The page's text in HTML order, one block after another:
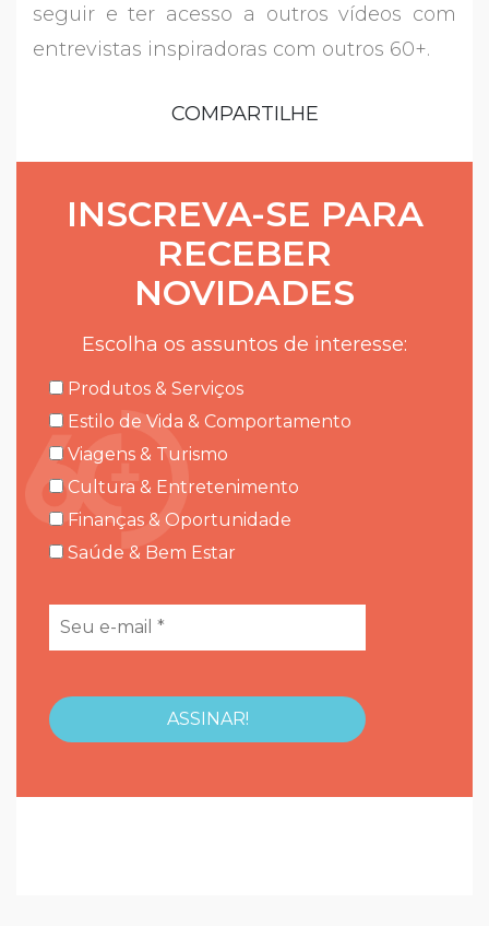
seguir e ter acesso a outros vídeos com
entrevistas inspiradoras com outros 60+.
COMPARTILHE
INSCREVA-SE PARA
RECEBER
NOVIDADES
Escolha os assuntos de interesse:
Produtos & Serviços
Estilo de Vida & Comportamento
Viagens & Turismo
Cultura & Entretenimento
Finanças & Oportunidade
Saúde & Bem Estar